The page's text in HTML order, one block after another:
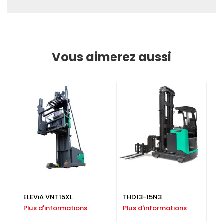
Vous aimerez aussi
ELEViA VNT15XL
Plus d'informations
THD13-15N3
Plus d'informations